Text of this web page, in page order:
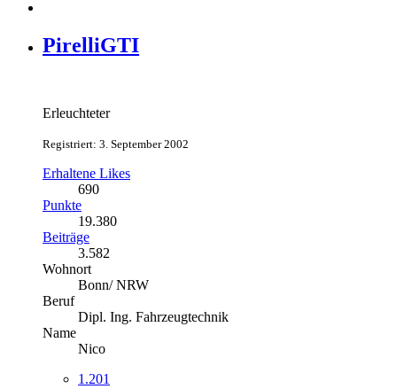
PirelliGTI
Erleuchteter
Registriert: 3. September 2002
Erhaltene Likes
690
Punkte
19.380
Beiträge
3.582
Wohnort
Bonn/ NRW
Beruf
Dipl. Ing. Fahrzeugtechnik
Name
Nico
1.201